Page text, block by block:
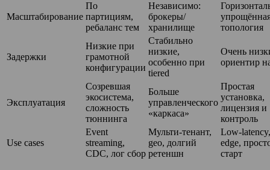
Масштабирование
По
партициям,
ребаланс тем
Независимо:
брокеры/
хранилище
топология
Задержки
Низкие при
грамотной
конфигурации
Стабильно
низкие,
особенно при
tiered
Очень
ориентир
Эксплуатация
Созревшая
экосистема,
сложность
тюннинга
Больше
управленческого
«каркаса»
Простая
установка,
лицензия и
контроль
Use cases
Event
streaming,
CDC, лог сбор
Мульти-тенант,
geo, долгий
ретеншн
Low-latency,
edge,
старт